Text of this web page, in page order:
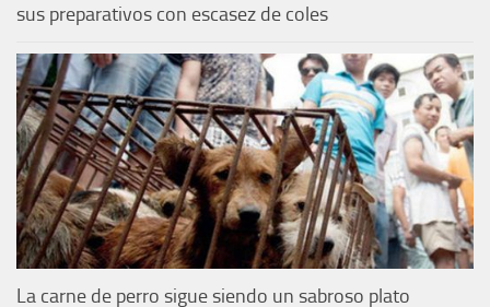
sus preparativos con escasez de coles
La carne de perro sigue siendo un sabroso plato